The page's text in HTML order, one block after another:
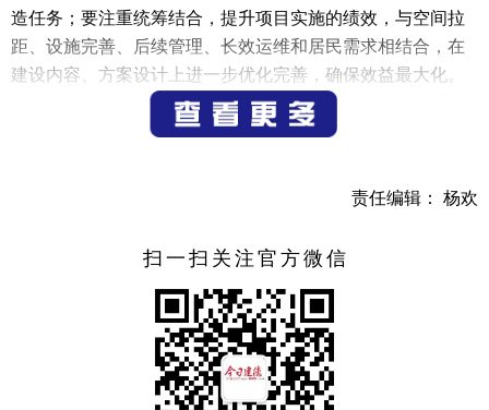
造任务；要注重统筹结合，提升项目实施的绩效，与空间拉
距、设施完善、后续管理、长效运维和居民需求相结合，在
建设内容、方案设计上进一步优化完善，确保效益最大化。
各相关部门、乡镇（街道）和社区要强化责任担当，注重协
调配合，形成工作合力，围绕年初制定的工作计划和目标，
代表也要充分发挥作用、积极履职，提出有针对性的意见和
（记者 钟镇怀）
责任编辑： 杨欢
扫一扫关注官方微信